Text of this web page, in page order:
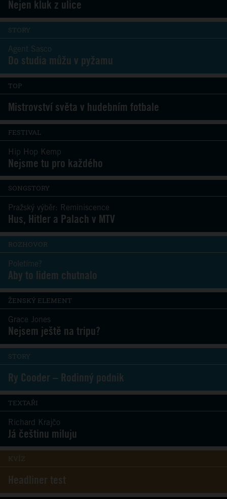
Nejen kluk z ulice
STORY
Agent Sasco
Do studia můžu v pyžamu
TOP
Mistrovství světa v hudebním fotbale
FESTIVAL
Hip Hop Kemp
Nejsme tu pro každého
SONGSTORY
Pražský výběr: Reminiscence
Hus, Hitler a Palach v MTV
ROZHOVOR
Poletíme?
Aby to lidem chutnalo
ŽENSKÝ ELEMENT
Grace Jones
Nejsem ještě na tripu?
STORY
Ry Cooder – Rodinný podnik
TEXTAŘI
Richard Krajčo
Já češtinu miluju
KVÍZ
Headliner test